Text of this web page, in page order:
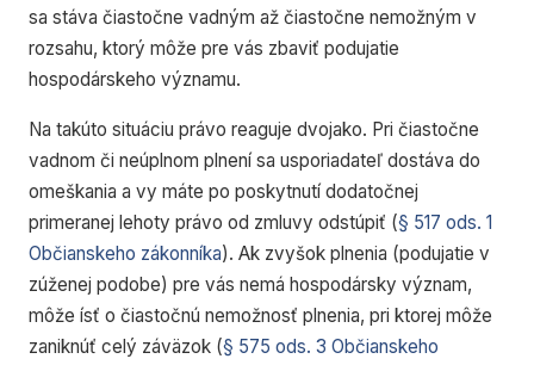
sa stáva čiastočne vadným až čiastočne nemožným v
rozsahu, ktorý môže pre vás zbaviť podujatie
hospodárskeho významu.
Na takúto situáciu právo reaguje dvojako. Pri čiastočne
vadnom či neúplnom plnení sa usporiadateľ dostáva do
omeškania a vy máte po poskytnutí dodatočnej
primeranej lehoty právo od zmluvy odstúpiť (§ 517 ods. 1
Občianskeho zákonníka). Ak zvyšok plnenia (podujatie v
zúženej podobe) pre vás nemá hospodársky význam,
môže ísť o čiastočnú nemožnosť plnenia, pri ktorej môže
zaniknúť celý záväzok (§ 575 ods. 3 Občianskeho